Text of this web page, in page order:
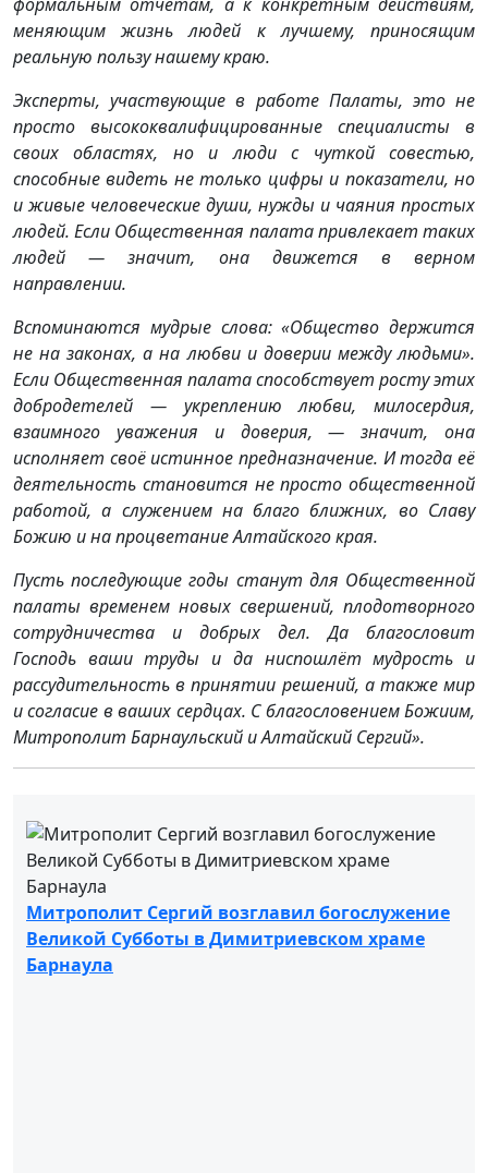
меняющим жизнь людей к лучшему, приносящим
реальную пользу нашему краю.
Эксперты, участвующие в работе Палаты, это не
просто высококвалифицированные специалисты в
своих областях, но и люди с чуткой совестью,
способные видеть не только цифры и показатели, но
и живые человеческие души, нужды и чаяния простых
людей. Если Общественная палата привлекает таких
людей — значит, она движется в верном
направлении.
Вспоминаются мудрые слова: «Общество держится
не на законах, а на любви и доверии между людьми».
Если Общественная палата способствует росту этих
добродетелей — укреплению любви, милосердия,
взаимного уважения и доверия, — значит, она
исполняет своё истинное предназначение. И тогда её
деятельность становится не просто общественной
работой, а служением на благо ближних, во Славу
Божию и на процветание Алтайского края.
Пусть последующие годы станут для Общественной
палаты временем новых свершений, плодотворного
сотрудничества и добрых дел. Да благословит
Господь ваши труды и да ниспошлёт мудрость и
рассудительность в принятии решений, а также мир
и согласие в ваших сердцах. С благословением Божиим,
Митрополит Барнаульский и Алтайский Сергий».
Митрополит Сергий возглавил богослужение
Великой Субботы в Димитриевском храме
Барнаула